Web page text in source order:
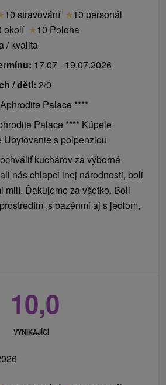
10 stravování ★10 personál
okolí ★10 Poloha
/ kvalita
17.07 - 19.07.2026
/ dětí: 2/0
Palace ****
Palace **** Kúpele
Ubytovanie s polpenziou
kuchárov za výborné
nás chlapci inej národnosti, boli
milí. Ďakujeme za všetko. Boli
,s bazénmi aj s jedlom,
10,0
VYNIKAJÍCÍ